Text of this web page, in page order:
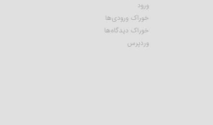
ورود
خوراک ورودی‌ها
خوراک دیدگاه‌ها
وردپرس